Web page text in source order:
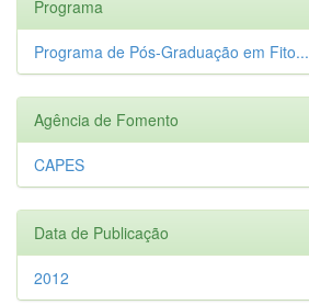
Programa
Programa de Pós-Graduação em Fito...
Agência de Fomento
CAPES
Data de Publicação
2012